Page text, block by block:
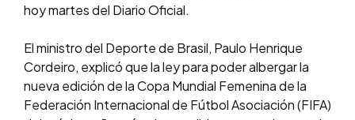
hoy martes del Diario Oficial.
El ministro del Deporte de Brasil, Paulo Henrique
Cordeiro, explicó que la ley para poder albergar la
nueva edición de la Copa Mundial Femenina de la
Federación Internacional de Fútbol Asociación (FIFA)